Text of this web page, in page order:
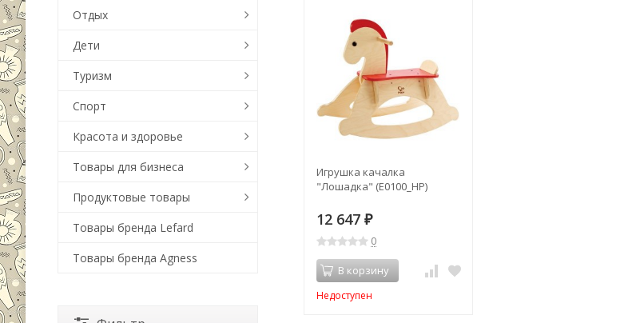
Игрушка качалка
"Лошадка" (E0100_HP)
12 647 ₽
0
В корзину
Недоступен
Отдых
Дети
Туризм
Спорт
Красота и здоровье
Товары для бизнеса
Продуктовые товары
Товары бренда Lefard
Товары бренда Agness